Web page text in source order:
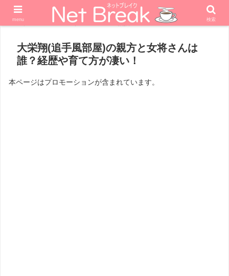
ホーム スポーツ 相撲
大栄翔(追手風部屋)の親方と女将さんは
誰？経歴や育て方が凄い！
本ページはプロモーションが含まれています。
menu 検索